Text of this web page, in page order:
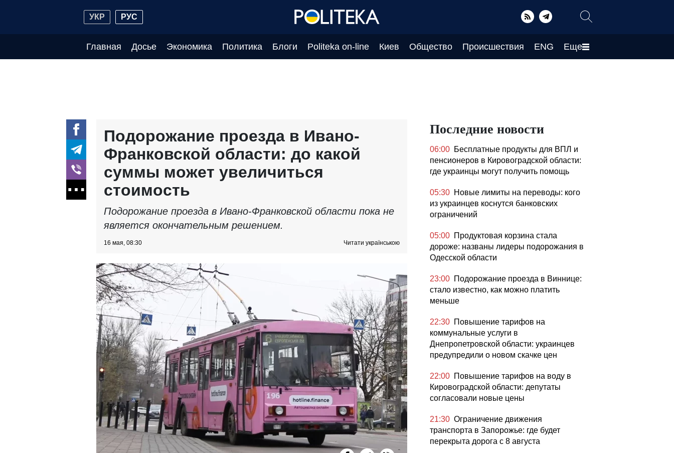
УКР РУС
Главная Досье Экономика Политика Блоги Politeka on-line Киев Общество Происшествия ENG Еще
Подорожание проезда в Ивано-
Франковской области: до какой
суммы может увеличиться
стоимость
Подорожание проезда в Ивано-Франковской области пока не
является окончательным решением.
16 мая, 08:30 Читати українською
Последние новости
06:00 Бесплатные продукты для ВПЛ и
пенсионеров в Кировоградской области:
где украинцы могут получить помощь
05:30 Новые лимиты на переводы: кого
из украинцев коснутся банковских
ограничений
05:00 Продуктовая корзина стала
дороже: названы лидеры подорожания в
Одесской области
23:00 Подорожание проезда в Виннице:
стало известно, как можно платить
меньше
22:30 Повышение тарифов на
коммунальные услуги в
Днепропетровской области: украинцев
предупредили о новом скачке цен
22:00 Повышение тарифов на воду в
Кировоградской области: депутаты
согласовали новые цены
21:30 Ограничение движения
транспорта в Запорожье: где будет
перекрыта дорога с 8 августа